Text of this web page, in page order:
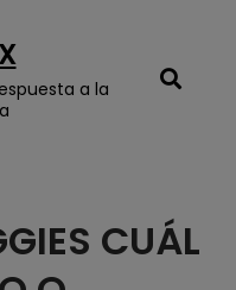
a la
CUÁL